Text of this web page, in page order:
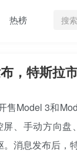
热榜
，特斯拉
售Model 3和
、手动方向
消息发布后，